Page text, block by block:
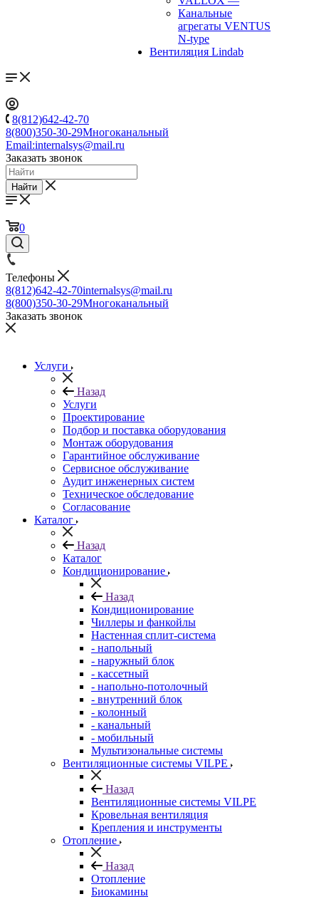
Канальные
агрегаты VENTUS
N-type
Вентиляция Lindab
8(812)642-42-70
8(800)350-30-29Многоканальный
Email:internalsys@mail.ru
Заказать звонок
Найти
0
Телефоны
8(812)642-42-70internalsys@mail.ru
8(800)350-30-29Многоканальный
Заказать звонок
Услуги
Назад
Услуги
Проектирование
Подбор и поставка оборудования
Монтаж оборудования
Гарантийное обслуживание
Сервисное обслуживание
Аудит инженерных систем
Техническое обследование
Согласование
Каталог
Назад
Каталог
Кондиционирование
Назад
Кондиционирование
Чиллеры и фанкойлы
Настенная сплит-система
- напольный
- наружный блок
- кассетный
- напольно-потолочный
- внутренний блок
- колонный
- канальный
- мобильный
Мультизональные системы
Вентиляционные системы VILPE
Назад
Вентиляционные системы VILPE
Кровельная вентиляция
Крепления и инструменты
Отопление
Назад
Отопление
Биокамины